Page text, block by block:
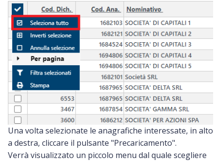
Una volta selezionate le anagrafiche interessate, in alto
a destra, cliccare il pulsante "Precaricamento".
Verrà visualizzato un piccolo menu dal quale scegliere